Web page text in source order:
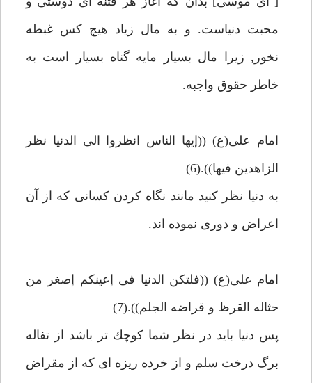
محبت دنياست. و به مال زياد هيچ كس غبطه
نخور, زيرا مال بسيار مايه گناه بسيار است به
خاطر حقوق واجبه.
امام على(ع) ((إيها الناس انظروا الى الدنيا نظر
الزاهدين فيها)).(6)
به دنيا نظر كنيد مانند نگاه كردن كسانى كه از آن
اعراض و دورى نموده اند.
امام على(ع) ((فلتكن الدنيا فى إعينكم إصغر من
حثاله القرظ و قراضه الجلم)).(7)
پس دنيا بايد در نظر شما كوچك تر باشد از تفاله
برگ درخت سلم و از خرده ريزه اى كه از مقراض